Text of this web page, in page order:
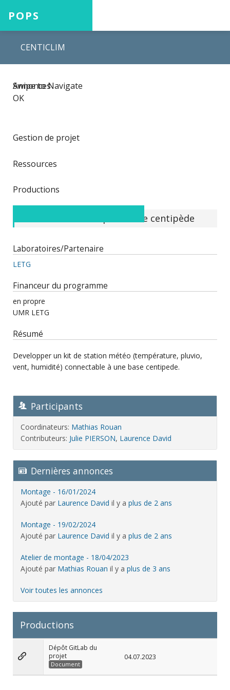
POPS
Accueil
Projets
Aide
CENTICLIM
Swipe to Navigate
OK
Annonces
Gestion de projet
Ressources
Productions
Kit station météo pour base centipède
Laboratoires/Partenaire
LETG
Financeur du programme
en propre
UMR LETG
Résumé
Developper un kit de station météo (température, pluvio,
vent, humidité) connectable à une base centipede.
Participants
Coordinateurs: Mathias Rouan
Contributeurs: Julie PIERSON, Laurence David
Dernières annonces
Montage - 16/01/2024
Ajouté par Laurence David il y a plus de 2 ans
Montage - 19/02/2024
Ajouté par Laurence David il y a plus de 2 ans
Atelier de montage - 18/04/2023
Ajouté par Mathias Rouan il y a plus de 3 ans
Voir toutes les annonces
Productions
Dépôt GitLab du
projet
Document
04.07.2023